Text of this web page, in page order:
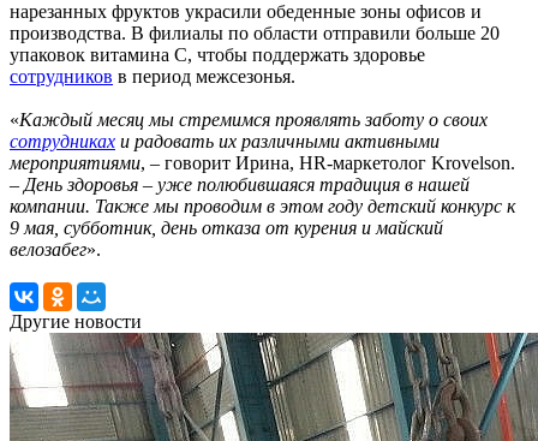
нарезанных фруктов украсили обеденные зоны офисов и
производства. В филиалы по области отправили больше 20
упаковок витамина C, чтобы поддержать здоровье
сотрудников в период межсезонья.
«Каждый месяц мы стремимся проявлять заботу о своих
сотрудниках и радовать их различными активными
мероприятиями, – говорит Ирина, HR-маркетолог Krovelson.
– День здоровья – уже полюбившаяся традиция в нашей
компании. Также мы проводим в этом году детский конкурс к
9 мая, субботник, день отказа от курения и майский
велозабег».
Другие новости